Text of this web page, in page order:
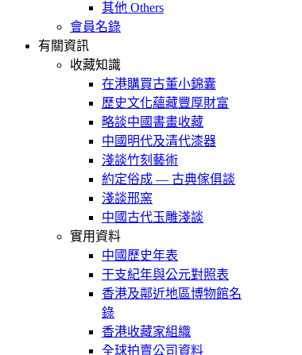
其他 Others
會員名錄
有關資訊
收藏知識
在港購買古董小錦囊
歷史文化蘊藏豐厚財富
略談中國書畫收藏
中國明代及清代漆器
淺談竹刻藝術
約定俗成 — 古典傢俱談
淺談邢窯
中國古代玉雕淺談
實用資料
中國歷史年表
干支紀年與公元對照表
香港及鄰近地區博物館名
錄
香港收藏家組織
全球拍賣公司資料